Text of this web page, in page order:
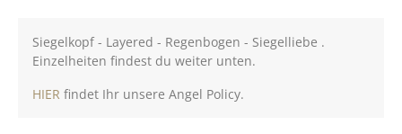
Siegelkopf - Layered - Regenbogen - Siegelliebe .
Einzelheiten findest du weiter unten.
HIER findet Ihr unsere Angel Policy.